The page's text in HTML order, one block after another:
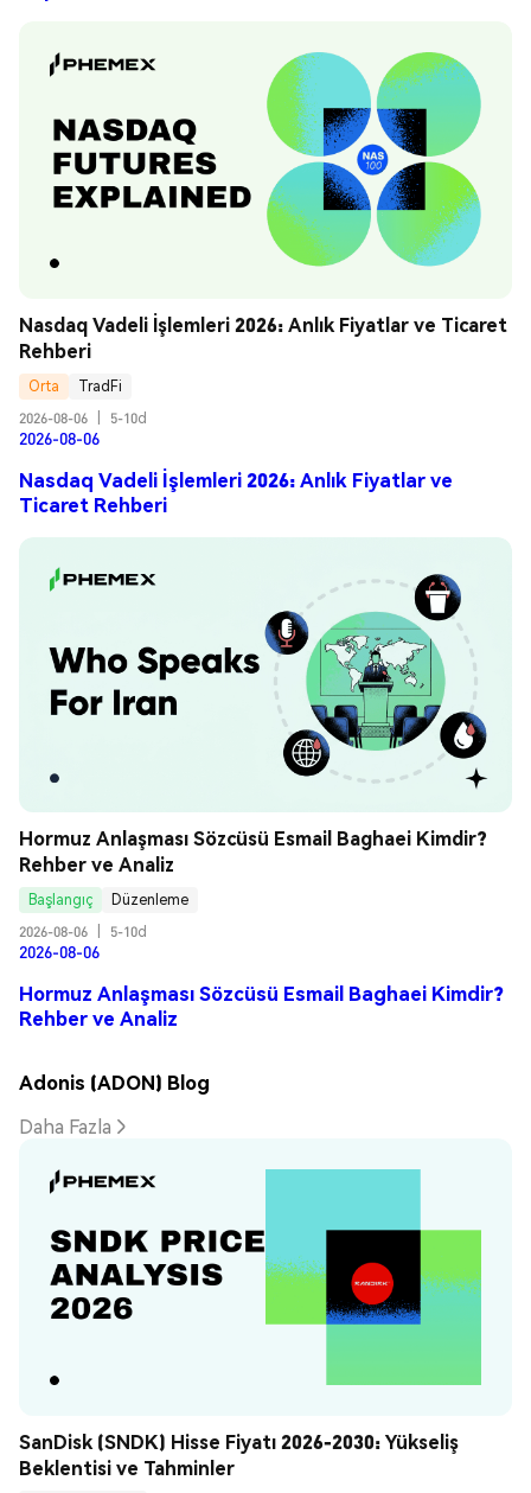
Nasdaq Vadeli İşlemleri 2026: Anlık Fiyatlar ve Ticaret
Rehberi
Orta
TradFi
2026-08-06
5-10d
2026-08-06
Nasdaq Vadeli İşlemleri 2026: Anlık Fiyatlar ve
Ticaret Rehberi
Hormuz Anlaşması Sözcüsü Esmail Baghaei Kimdir?
Rehber ve Analiz
Başlangıç
Düzenleme
2026-08-06
5-10d
2026-08-06
Hormuz Anlaşması Sözcüsü Esmail Baghaei Kimdir?
Rehber ve Analiz
Adonis (ADON) Blog
Daha Fazla
SanDisk (SNDK) Hisse Fiyatı 2026-2030: Yükseliş
Beklentisi ve Tahminler